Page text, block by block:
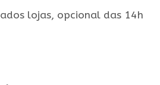
lojas, opcional das 14h